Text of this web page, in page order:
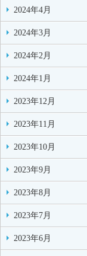
2024年4月
2024年3月
2024年2月
2024年1月
2023年12月
2023年11月
2023年10月
2023年9月
2023年8月
2023年7月
2023年6月